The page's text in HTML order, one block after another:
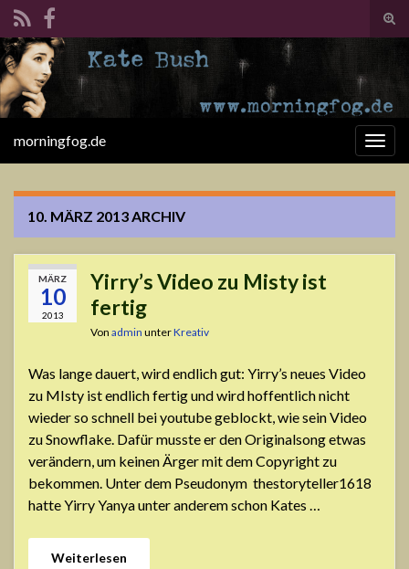
Search for:
morningfog.de
10. MÄRZ 2013ARCHIV
MÄRZ
10
2013
Yirry’s Video zu Misty ist
fertig
Von admin unterKreativ
Was lange dauert, wird endlich gut: Yirry’s neues Video
zu MIsty ist endlich fertig und wird hoffentlich nicht
wieder so schnell bei youtube geblockt, wie sein Video
zu Snowflake. Dafür musste er den Originalsong etwas
verändern, um keinen Ärger mit dem Copyright zu
bekommen. Unter dem Pseudonym thestoryteller1618
hatte Yirry Yanya unter anderem schon Kates …
Weiterlesen